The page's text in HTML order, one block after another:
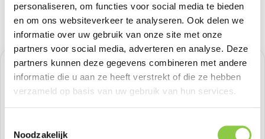
personaliseren, om functies voor social media te bieden
en om ons websiteverkeer te analyseren. Ook delen we
informatie over uw gebruik van onze site met onze
partners voor social media, adverteren en analyse. Deze
partners kunnen deze gegevens combineren met andere
informatie die u aan ze heeft verstrekt of die ze hebben
verzameld op basis van uw gebruik van hun services.
Noodzakelijk
Normale prijs:
€ 22,31
Prijzen excl. BTW
Producthoeveelheid: Voer de